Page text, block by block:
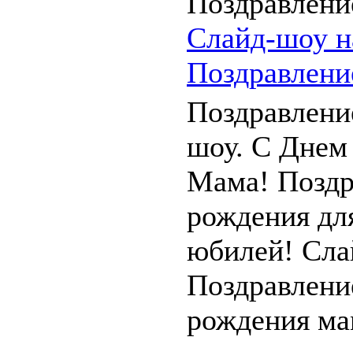
Слайд-шоу
шоу. С Днем
Мама!
рождения
юбилей!
рождения